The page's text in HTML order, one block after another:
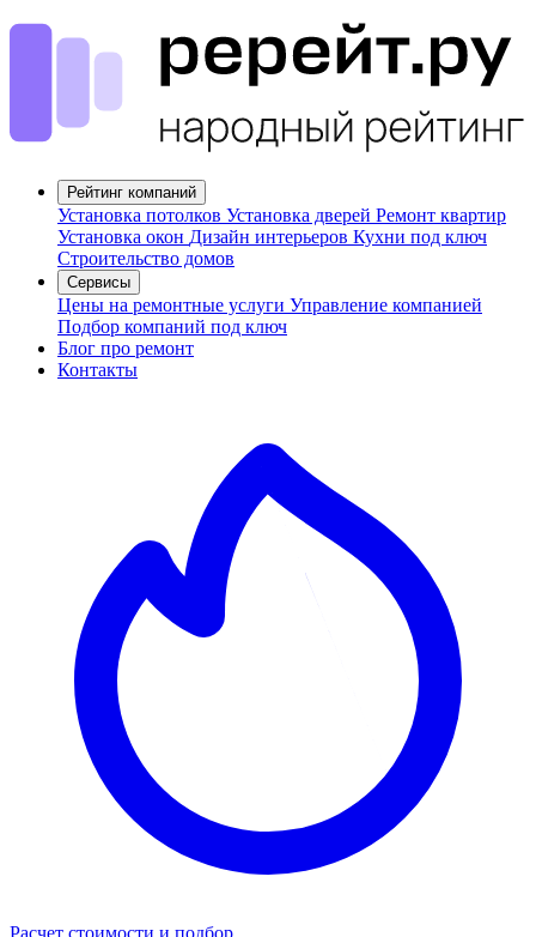
Рейтинг компаний
Установка потолков Установка дверей Ремонт квартир
Установка окон Дизайн интерьеров Кухни под ключ
Строительство домов
Сервисы
Цены на ремонтные услуги Управление компанией
Подбор компаний под ключ
Блог про ремонт
Контакты
Расчет стоимости и подбор